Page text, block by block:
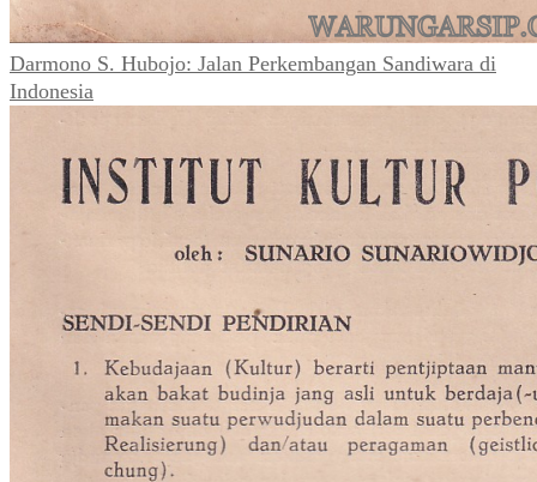
Darmono S. Hubojo: Jalan Perkembangan Sandiwara di
Indonesia